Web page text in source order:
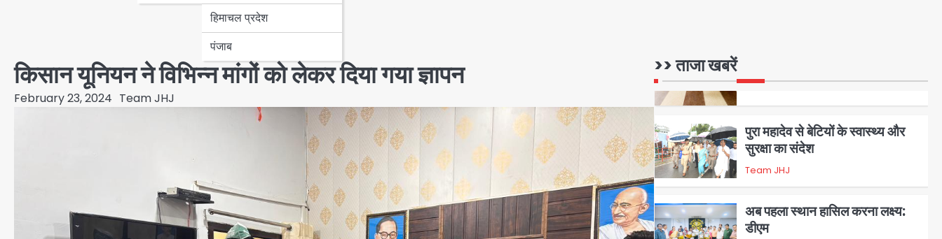
हिमाचल प्रदेश
पंजाब
किसान यूनियन ने विभिन्न मांगों को लेकर दिया गया ज्ञापन
February 23, 2024 Team JHJ
>> ताजा खबरें
5
1 Team JHJ
2
अब पहला स्थान हासिल करना लक्ष्य:
Team JHJ